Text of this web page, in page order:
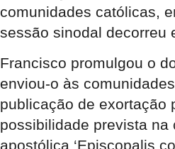
comunidades católicas,
sessão sinodal decorreu
Francisco promulgou o
enviou-o às
publicação de exortação
possibilidade prevista na
apostólica ‘Episcopalis